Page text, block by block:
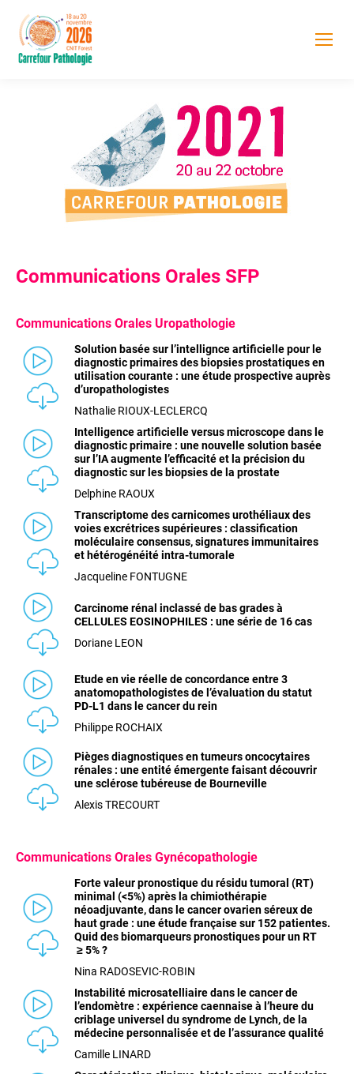
Communications Orales SFP
Communications Orales Uropathologie
Solution basée sur l’intellignce artificielle pour le
diagnostic primaires des biopsies prostatiques en
utilisation courante : une étude prospective auprès
d’uropathologistes
Nathalie RIOUX-LECLERCQ
Intelligence artificielle versus microscope dans le
diagnostic primaire : une nouvelle solution basée
sur l’IA augmente l’efficacité et la précision du
diagnostic sur les biopsies de la prostate
Delphine RAOUX
Transcriptome des carnicomes urothéliaux des
voies excrétrices supérieures : classification
moléculaire consensus, signatures immunitaires
et hétérogénéité intra-tumorale
Jacqueline FONTUGNE
Carcinome rénal inclassé de bas grades à
CELLULES EOSINOPHILES : une série de 16 cas
Doriane LEON
Etude en vie réelle de concordance entre 3
anatomopathologistes de l’évaluation du statut
PD-L1 dans le cancer du rein
Philippe ROCHAIX
Pièges diagnostiques en tumeurs oncocytaires
rénales : une entité émergente faisant découvrir
une sclérose tubéreuse de Bourneville
Alexis TRECOURT
Communications Orales Gynécopathologie
Forte valeur pronostique du résidu tumoral (RT)
minimal (<5%) après la chimiothérapie
néoadjuvante, dans le cancer ovarien séreux de
haut grade : une étude française sur 152 patientes.
Quid des biomarqueurs pronostiques pour un RT
≥5% ?
Nina RADOSEVIC-ROBIN
Instabilité microsatelliaire dans le cancer de
l’endomètre : expérience caennaise à l’heure du
criblage universel du syndrome de Lynch, de la
médecine personnalisée et de l’assurance qualité
Camille LINARD